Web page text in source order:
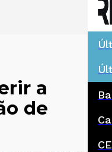
a
de